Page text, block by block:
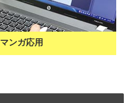
マンガ応用